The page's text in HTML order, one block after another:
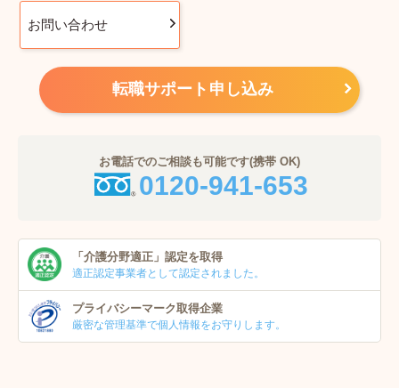
お問い合わせ
転職サポート申し込み
お電話でのご相談も可能です(携帯 OK)
0120-941-653
「介護分野適正」 認定を取得
適正認定事業者として認定されました。
プライバシーマーク取得企業
厳密な管理基準で個人情報をお守りします。